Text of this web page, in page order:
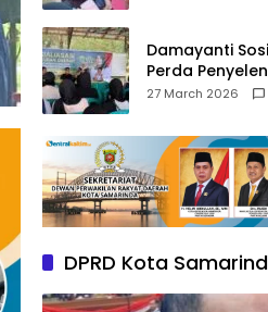
Damayanti
Perda
Pendidikan
27 March 2026
DPRD Kota